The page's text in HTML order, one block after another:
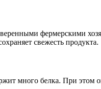
фермерскими
свежесть продукта.
много белка. При этом